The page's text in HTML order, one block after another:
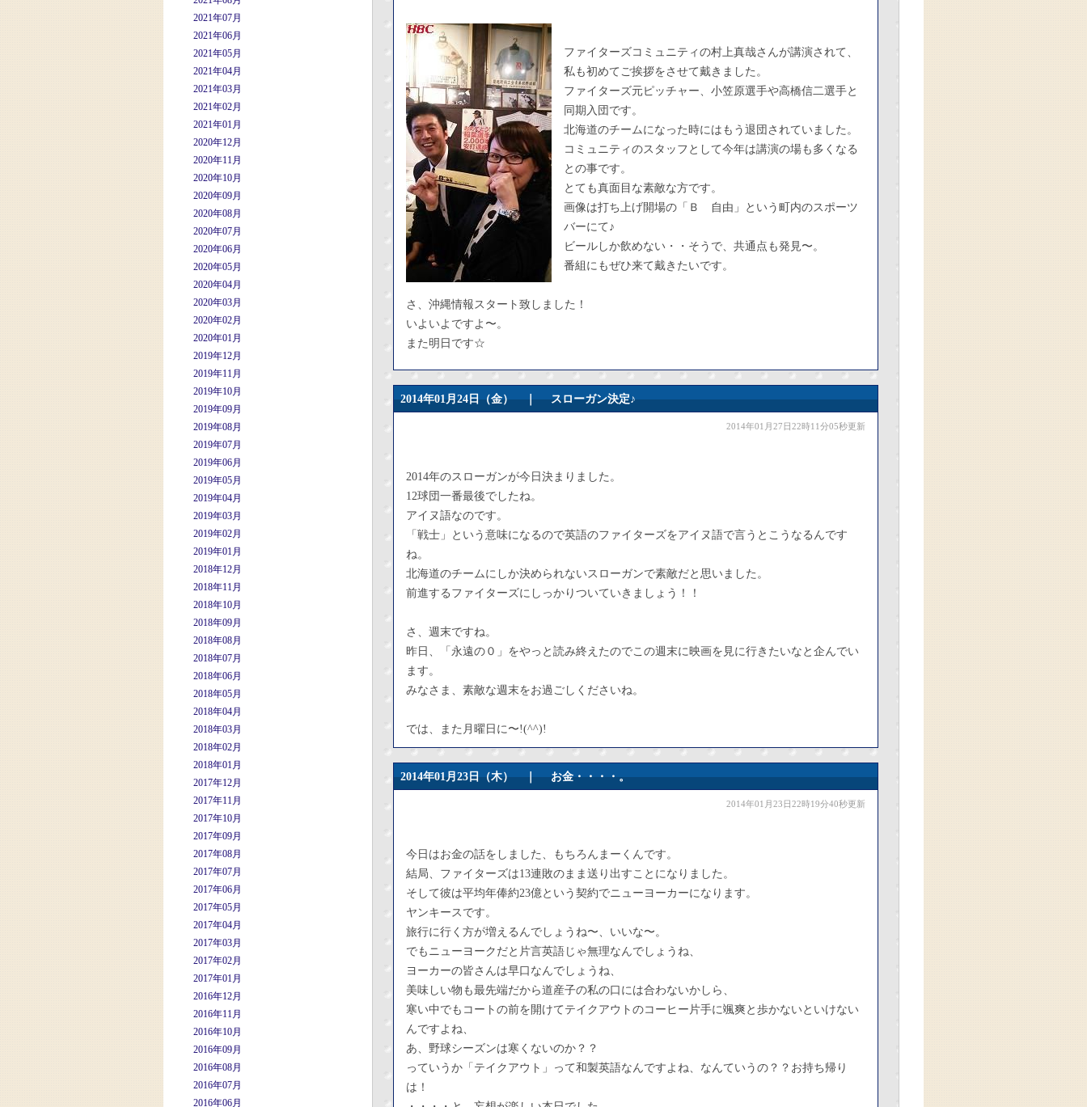
2021年07月
2021年06月
2021年05月
2021年04月
2021年03月
2021年02月
2021年01月
2020年12月
2020年11月
2020年10月
2020年09月
2020年08月
2020年07月
2020年06月
2020年05月
2020年04月
2020年03月
2020年02月
2020年01月
2019年12月
2019年11月
2019年10月
2019年09月
2019年08月
2019年07月
2019年06月
2019年05月
2019年04月
2019年03月
2019年02月
2019年01月
2018年12月
2018年11月
2018年10月
2018年09月
2018年08月
2018年07月
2018年06月
2018年05月
2018年04月
2018年03月
2018年02月
2018年01月
2017年12月
2017年11月
2017年10月
2017年09月
2017年08月
2017年07月
2017年06月
2017年05月
2017年04月
2017年03月
2017年02月
2017年01月
2016年12月
2016年11月
2016年10月
2016年09月
2016年08月
2016年07月
2016年06月
ファイターズコミュニティの村上真哉さんが講演されて、
私も初めてご挨拶をさせて戴きました。
ファイターズ元ピッチャー、小笠原選手や高橋信二選手と
同期入団です。
北海道のチームになった時にはもう退団されていました。
コミュニティのスタッフとして今年は講演の場も多くなる
との事です。
とても真面目な素敵な方です。
画像は打ち上げ開場の「Ｂ 自由」という町内のスポーツ
バーにて♪
ビールしか飲めない・・そうで、共通点も発見〜。
番組にもぜひ来て戴きたいです。
さ、沖縄情報スタート致しました！
いよいよですよ〜。
また明日です☆
2014年01月24日（金） ｜スローガン決定♪
2014年01月27日22時11分05秒更新
2014年のスローガンが今日決まりました。
12球団一番最後でしたね。
アイヌ語なのです。
「戦士」という意味になるので英語のファイターズをアイヌ語で言うとこうなるんです
ね。
北海道のチームにしか決められないスローガンで素敵だと思いました。
前進するファイターズにしっかりついていきましょう！！
さ、週末ですね。
昨日、「永遠の０」をやっと読み終えたのでこの週末に映画を見に行きたいなと企んでい
ます。
みなさま、素敵な週末をお過ごしくださいね。
では、また月曜日に〜!(^^)!
2014年01月23日（木） ｜お金・・・・。
2014年01月23日22時19分40秒更新
今日はお金の話をしました、もちろんまーくんです。
結局、ファイターズは13連敗のまま送り出すことになりました。
そして彼は平均年俸約23億という契約でニューヨーカーになります。
ヤンキースです。
旅行に行く方が増えるんでしょうね〜、いいな〜。
でもニューヨークだと片言英語じゃ無理なんでしょうね、
ヨーカーの皆さんは早口なんでしょうね、
美味しい物も最先端だから道産子の私の口には合わないかしら、
寒い中でもコートの前を開けてテイクアウトのコーヒー片手に颯爽と歩かないといけない
んですよね、
あ、野球シーズンは寒くないのか？？
っていうか「テイクアウト」って和製英語なんですよね、なんていうの？？お持ち帰り
は！